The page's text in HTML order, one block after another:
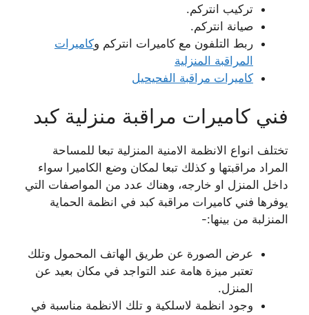
تركيب انتركم.
صيانة انتركم.
ربط التلفون مع كاميرات انتركم وكاميرات
المراقبة المنزلية
كاميرات مراقبة الفحيحيل
فني كاميرات مراقبة منزلية كبد
تختلف انواع الانظمة الامنية المنزلية تبعا للمساحة
المراد مراقبتها و كذلك تبعا لمكان وضع الكاميرا سواء
داخل المنزل او خارجه، وهناك عدد من المواصفات التي
يوفرها فني كاميرات مراقبة كبد في انظمة الحماية
المنزلبة من بينها:-
عرض الصورة عن طريق الهاتف المحمول وتلك
تعتبر ميزة هامة عند التواجد في مكان بعيد عن
المنزل.
وجود انظمة لاسلكية و تلك الانظمة مناسبة في